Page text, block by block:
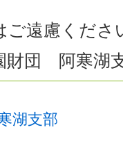
遠慮くださ
財団 阿寒湖
湖支部